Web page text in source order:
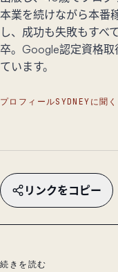
本業を続けながら本番
し、成功も失敗もすべ
卒。Google認定資格取
ています。
プロフィールSYDNEYに聞く
リンクをコピー
続きを読む